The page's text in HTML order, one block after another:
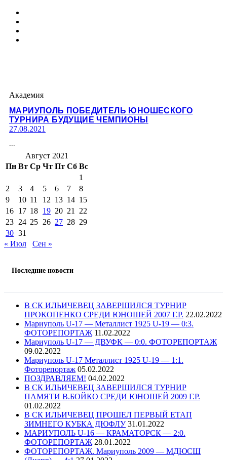
Академия
МАРИУПОЛЬ ПОБЕДИТЕЛЬ ЮНОШЕСКОГО
ТУРНИРА БУДУЩИЕ ЧЕМПИОНЫ
27.08.2021
...
Август 2021
Пн Вт Ср Чт Пт Сб Вс
1
2
3 4 5 6 7
8
9
10 11 12 13 14 15
16 17 18 19 20 21
22
23 24 25 26 27 28 29
30 31
« Июл
Сен »
Последние новости
В СК ИЛЬИЧЕВЕЦ ЗАВЕРШИЛСЯ ТУРНИР
ПРОКОПЕНКО СРЕДИ ЮНОШЕЙ 2007 Г.Р. 22.02.2022
Мариуполь U-17 — Металлист 1925 U-19 — 0:3.
ФОТОРЕПОРТАЖ 11.02.2022
Мариуполь U-17 — ДВУФК — 0:0. ФОТОРЕПОРТАЖ
09.02.2022
Мариуполь U-17 Металлист 1925 U-19 — 1:1.
Фоторепортаж 05.02.2022
ПОЗДРАВЛЯЕМ! 04.02.2022
В СК ИЛЬИЧЕВЕЦ ЗАВЕРШИЛСЯ ТУРНИР
ПАМЯТИ В.БОЙКО СРЕДИ ЮНОШЕЙ 2009 Г.Р.
01.02.2022
В СК ИЛЬИЧЕВЕЦ ПРОШЕЛ ПЕРВЫЙ ЕТАП
ЗИМНЕГО КУБКА ДЮФЛУ 31.01.2022
МАРИУПОЛЬ U-16 — КРАМАТОРСК — 2:0.
ФОТОРЕПОРТАЖ 28.01.2022
ФОТОРЕПОРТАЖ. Мариуполь 2009 — МДЮСШ